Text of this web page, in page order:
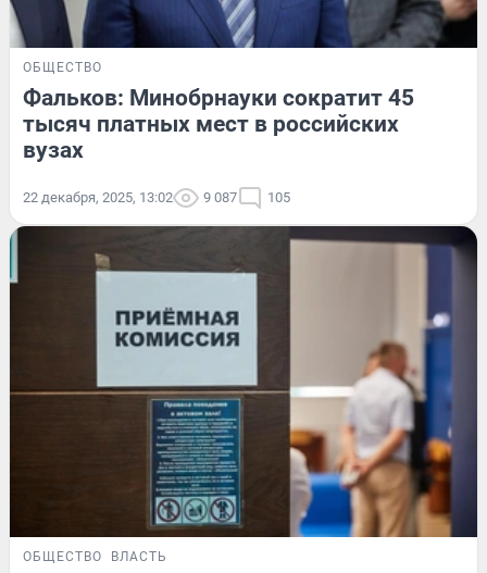
ОБЩЕСТВО
Фальков: Минобрнауки сократит 45
тысяч платных мест в российских
вузах
22 декабря, 2025, 13:02 9 087 105
ОБЩЕСТВО ВЛАСТЬ